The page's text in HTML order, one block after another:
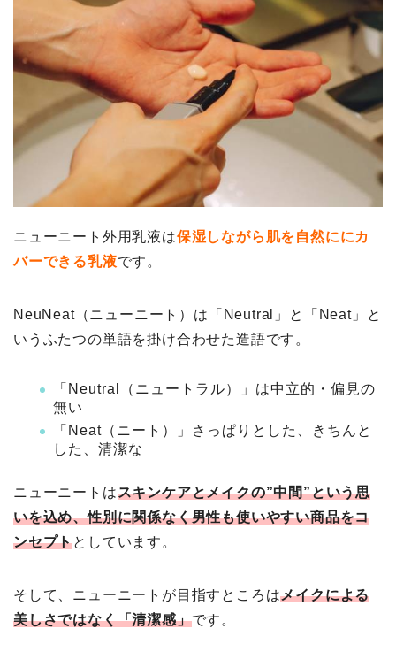
ニューニート外用乳液は保湿しながら肌を自然ににカ
バーできる乳液です。
NeuNeat（ニューニート）は「Neutral」と「Neat」と
いうふたつの単語を掛け合わせた造語です。
「Neutral（ニュートラル）」は中立的・偏見の
無い
「Neat（ニート）」さっぱりとした、きちんと
した、清潔な
ニューニートはスキンケアとメイクの”中間”という思
いを込め、性別に関係なく男性も使いやすい商品をコ
ンセプトとしています。
そして、ニューニートが目指すところはメイクによる
美しさではなく「清潔感」です。